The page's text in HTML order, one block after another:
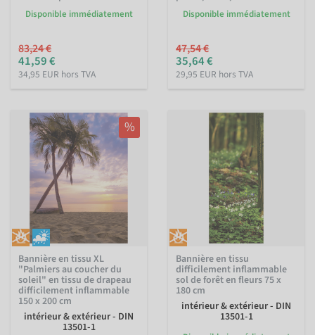
Disponible immédiatement
83,24 €
41,59 €
34,95 EUR hors TVA
Disponible immédiatement
47,54 €
35,64 €
29,95 EUR hors TVA
%
Bannière en tissu XL
"Palmiers au coucher du
soleil" en tissu de drapeau
difficilement inflammable
150 x 200 cm
intérieur & extérieur - DIN
13501-1
Bannière en tissu
difficilement inflammable
sol de forêt en fleurs 75 x
180 cm
intérieur & extérieur - DIN
13501-1